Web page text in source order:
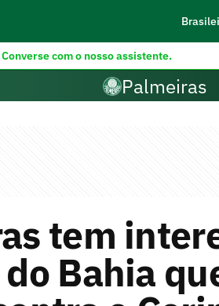
Converse com o nosso assistente.
Palmeiras
tem
Bahia